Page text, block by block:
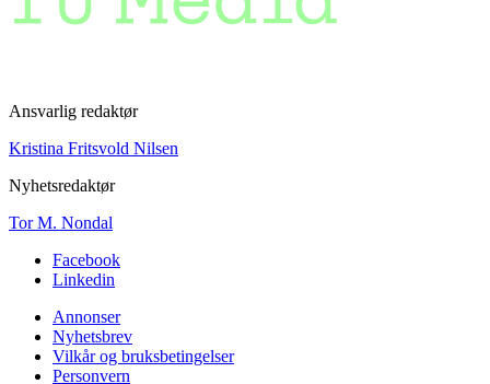
Ansvarlig redaktør
Kristina Fritsvold Nilsen
Nyhetsredaktør
Tor M. Nondal
Facebook
Linkedin
Annonser
Nyhetsbrev
Vilkår og bruksbetingelser
Personvern